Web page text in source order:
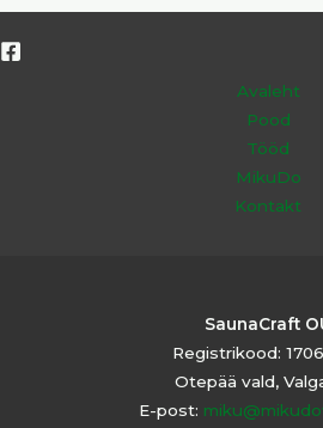
Avaleht
Pood
Tööd
MikuDo
Kontakt
SaunaCraft
Registrikood:
Otepää vald,
E-post: